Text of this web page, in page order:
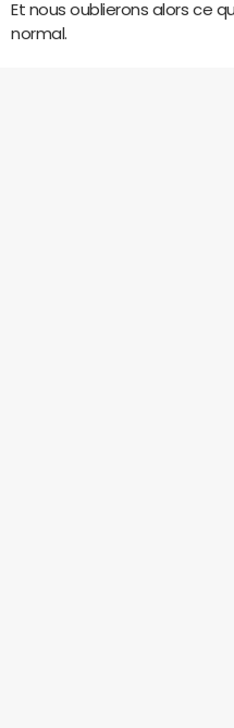
Et nous oublierons alors ce
normal.